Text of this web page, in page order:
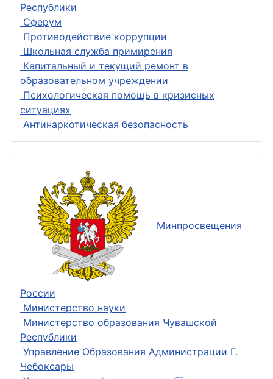
Республики
Сферум
Противодействие коррупции
Школьная служба примирения
Капитальный и текущий ремонт в
образовательном учреждении
Психологическая помощь в кризисных
ситуациях
Антинаркотическая безопасность
Минпросвещения
России
Министерство науки
Министерство образования Чувашской
Республики
Управление Образования Администрации Г.
Чебоксары